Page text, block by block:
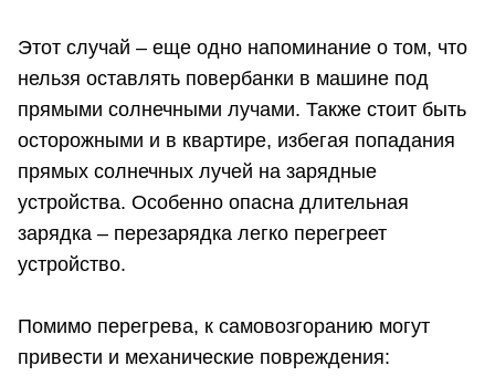
Этот случай – еще одно напоминание о том, что
нельзя оставлять повербанки в машине под
прямыми солнечными лучами. Также стоит быть
осторожными и в квартире, избегая попадания
прямых солнечных лучей на зарядные
устройства. Особенно опасна длительная
зарядка – перезарядка легко перегреет
устройство.
Помимо перегрева, к самовозгоранию могут
привести и механические повреждения: